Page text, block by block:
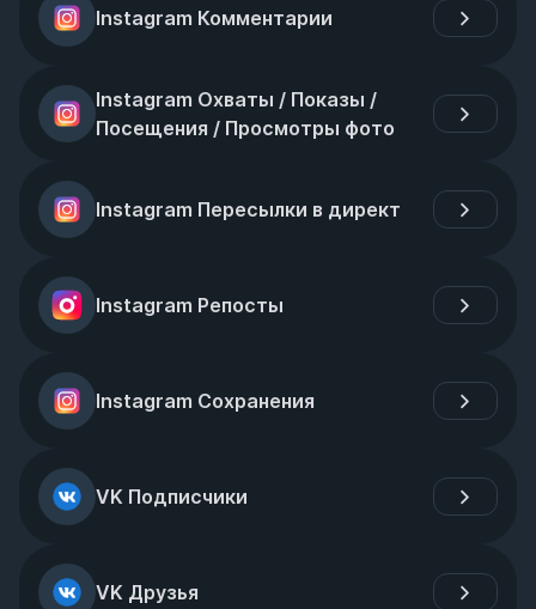
Instagram Комментарии
Instagram Охваты / Показы /
Посещения / Просмотры фото
Instagram Пересылки в директ
Instagram Репосты
Instagram Сохранения
VK Подписчики
VK Друзья